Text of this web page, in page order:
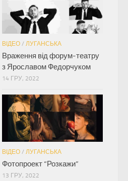
ВІДЕО / ЛУГАНСЬКА
Враження від форум-театру
з Ярославом Федорчуком
14 ГРУ, 2022
ВІДЕО / ЛУГАНСЬКА
Фотопроект “Розкажи”
13 ГРУ, 2022